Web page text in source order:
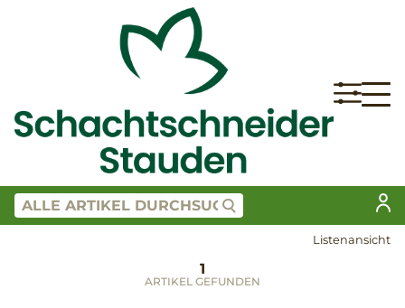
Listenansicht
1
ARTIKEL GEFUNDEN